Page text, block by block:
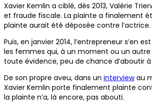
Xavier Kemlin a ciblé, dès 2013, Valérie
et fraude fiscale. La plainte a finalement
plainte aurait été déposée contre l’actrice.
Puis, en janvier 2014, l’entrepreneur s’en
les femmes qui, à un moment ou un autre
toute évidence, peu de chance d’aboutir
De son propre aveu, dans un interviewau
Xavier Kemlin porte finalement plainte
la plainte n’a, là encore, pas abouti.